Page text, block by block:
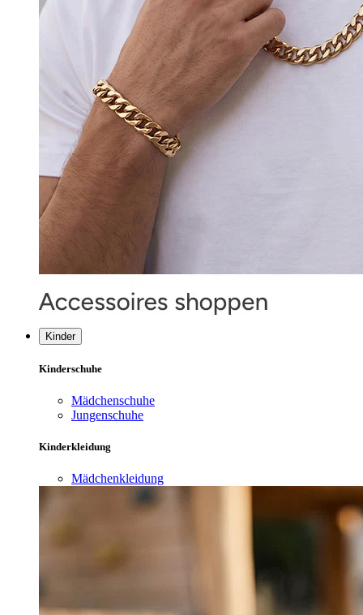
Kinder
Kinderschuhe
Mädchenschuhe
Jungenschuhe
Kinderkleidung
Mädchenkleidung